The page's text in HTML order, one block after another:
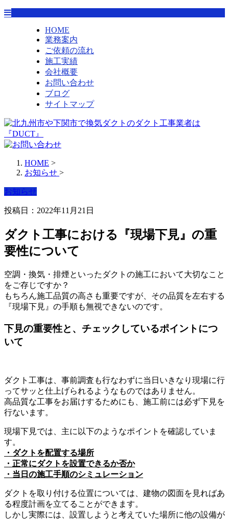
HOME
業務案内
ご依頼の流れ
施工実績
会社概要
お問い合わせ
ブログ
サイトマップ
HOME >
お知らせ >
お知らせ
投稿日：2022年11月21日
ダクト工事における『現場下見』の重
要性について
空調・換気・排煙といったダクトの施工において大切なこと
をご存じですか？
もちろん施工品質の高さも重要ですが、その品質を左右する
『現場下見』の手順も無視できないのです。
下見の重要性と、チェックしているポイントにつ
いて
ダクト工事は、事前調査も行なわずに当日いきなり現場に行
ってサッと仕上げられるようなものではありません。
高品質な工事をお届けするためにも、施工前には必ず下見を
行ないます。
現場下見では、主に以下のようなポイントを確認していま
す。
・ダクトを配置する場所
・正常にダクトを設置できるか否か
・当日の施工手順のシミュレーション
ダクトを取り付ける位置については、建物の図面を見ればあ
る程度計画を立てることができます。
しかし実際には、設置しようと考えていた場所に他の設備が